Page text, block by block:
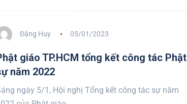
Đăng Huy 05/01/2023
giáo TP.HCM tổng kết công tác Phật
năm 2022
ngày 5/1, Hội nghị Tổng kết công tác sự năm